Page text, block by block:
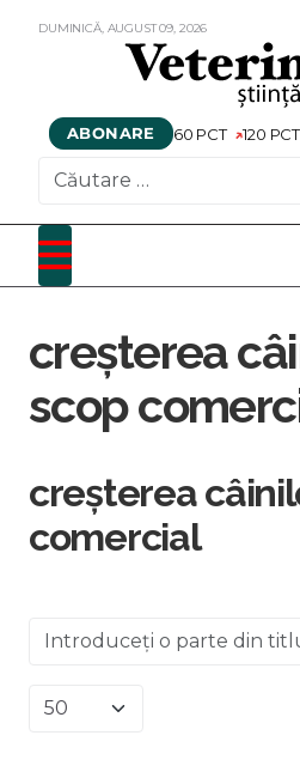
DUMINICĂ, AUGUST09, 2026
ABONARE 60 PCT 120 PCT
creșterea
scop
creșterea
comercial
Introduceți o parte din
Afișare #